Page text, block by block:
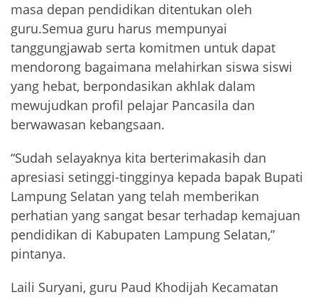
masa depan pendidikan ditentukan oleh
guru.Semua guru harus mempunyai
tanggungjawab serta komitmen untuk dapat
mendorong bagaimana melahirkan siswa siswi
yang hebat, berpondasikan akhlak dalam
mewujudkan profil pelajar Pancasila dan
berwawasan kebangsaan.
“Sudah selayaknya kita berterimakasih dan
apresiasi setinggi-tingginya kepada bapak Bupati
Lampung Selatan yang telah memberikan
perhatian yang sangat besar terhadap kemajuan
pendidikan di Kabupaten Lampung Selatan,”
pintanya.
Laili Suryani, guru Paud Khodijah Kecamatan